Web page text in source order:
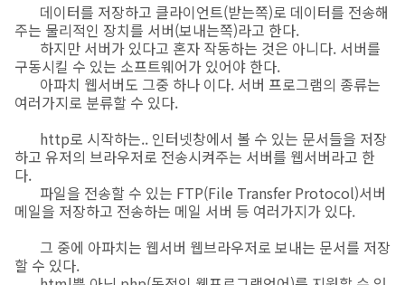
데이터를 저장하고 클라이언트(받는쪽)로 데이터를 전송해
주는 물리적인 장치를 서버(보내는쪽)라고 한다.
하지만 서버가 있다고 혼자 작동하는 것은 아니다. 서버를
구동시킬 수 있는 소프트웨어가 있어야 한다.
아파치 웹서버도 그중 하나 이다. 서버 프로그램의 종류는
여러가지로 분류할 수 있다.
http로 시작하는.. 인터넷창에서 볼 수 있는 문서들을 저장
하고 유저의 브라우저로 전송시켜주는 서버를 웹서버라고 한
다.
파일을 전송할 수 있는 FTP(File Transfer Protocol)서버
메일을 저장하고 전송하는 메일 서버 등 여러가지가 있다.
그 중에 아파치는 웹서버 웹브라우저로 보내는 문서를 저장
할 수 있다.